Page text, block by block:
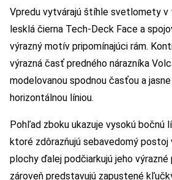
Vpredu vytvárajú štíhle svetlomety v
lesklá čierna Tech-Deck Face a
výrazný motív pripomínajúci rám.
výrazná časť predného nárazníka
modelovanou spodnou časťou a
horizontálnou líniou.
Pohľad zboku ukazuje vysokú bočnú
ktoré zdôrazňujú sebavedomý postoj
plochy ďalej podčiarkujú jeho
zároveň predstavujú zapustené